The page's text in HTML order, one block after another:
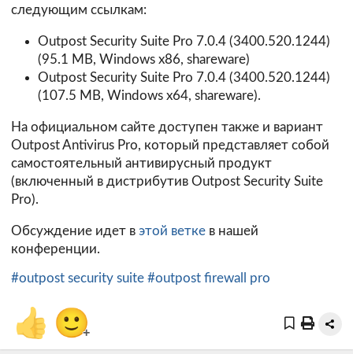
следующим ссылкам:
Outpost Security Suite Pro 7.0.4 (3400.520.1244)
(95.1 MB, Windows x86, shareware)
Outpost Security Suite Pro 7.0.4 (3400.520.1244)
(107.5 MB, Windows x64, shareware).
На официальном сайте доступен также и вариант
Outpost Antivirus Pro, который представляет собой
самостоятельный антивирусный продукт
(включенный в дистрибутив Outpost Security Suite
Pro).
Обсуждение идет в этой ветке в нашей
конференции.
#outpost security suite #outpost firewall pro
👍 🙂+